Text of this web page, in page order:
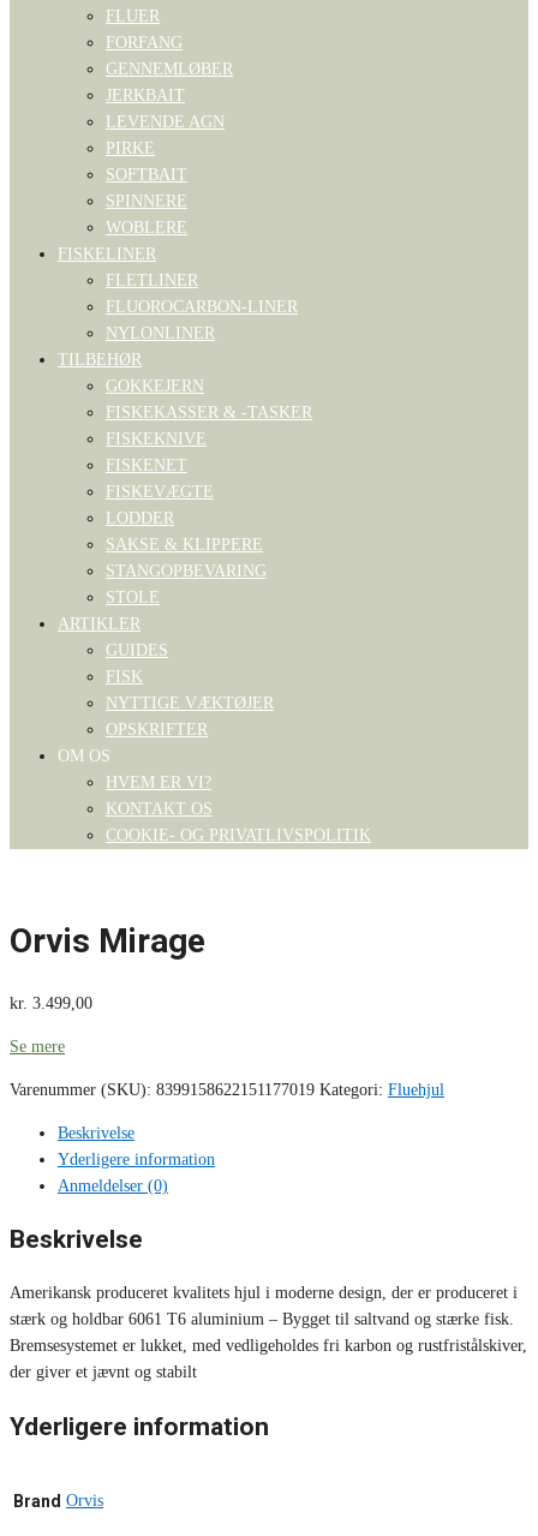
FLUER
FORFANG
GENNEMLØBER
JERKBAIT
LEVENDE AGN
PIRKE
SOFTBAIT
SPINNERE
WOBLERE
FISKELINER
FLETLINER
FLUOROCARBON-LINER
NYLONLINER
TILBEHØR
GOKKEJERN
FISKEKASSER & -TASKER
FISKEKNIVE
FISKENET
FISKEVÆGTE
LODDER
SAKSE & KLIPPERE
STANGOPBEVARING
STOLE
ARTIKLER
GUIDES
FISK
NYTTIGE VÆKTØJER
OPSKRIFTER
OM OS
HVEM ER VI?
KONTAKT OS
COOKIE- OG PRIVATLIVSPOLITIK
Orvis Mirage
kr. 3.499,00
Se mere
Varenummer (SKU): 8399158622151177019 Kategori: Fluehjul
Beskrivelse
Yderligere information
Anmeldelser (0)
Beskrivelse
Amerikansk produceret kvalitets hjul i moderne design, der er produceret i
stærk og holdbar 6061 T6 aluminium – Bygget til saltvand og stærke fisk.
Bremsesystemet er lukket, med vedligeholdes fri karbon og rustfristålskiver,
der giver et jævnt og stabilt
Yderligere information
Brand Orvis